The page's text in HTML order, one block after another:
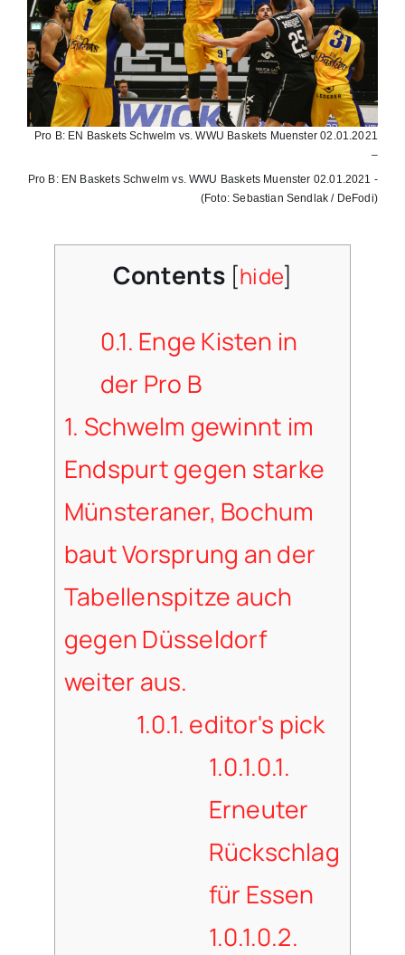
Pro B: EN Baskets Schwelm vs. WWU Baskets Muenster 02.01.2021
–
Pro B: EN Baskets Schwelm vs. WWU Baskets Muenster 02.01.2021 -
(Foto: Sebastian Sendlak / DeFodi)
Contents [hide]
0.1. Enge Kisten in
der Pro B
1. Schwelm gewinnt im
Endspurt gegen starke
Münsteraner, Bochum
baut Vorsprung an der
Tabellenspitze auch
gegen Düsseldorf
weiter aus.
1.0.1. editor's pick
1.0.1.0.1.
Erneuter
Rückschlag
für Essen
1.0.1.0.2.